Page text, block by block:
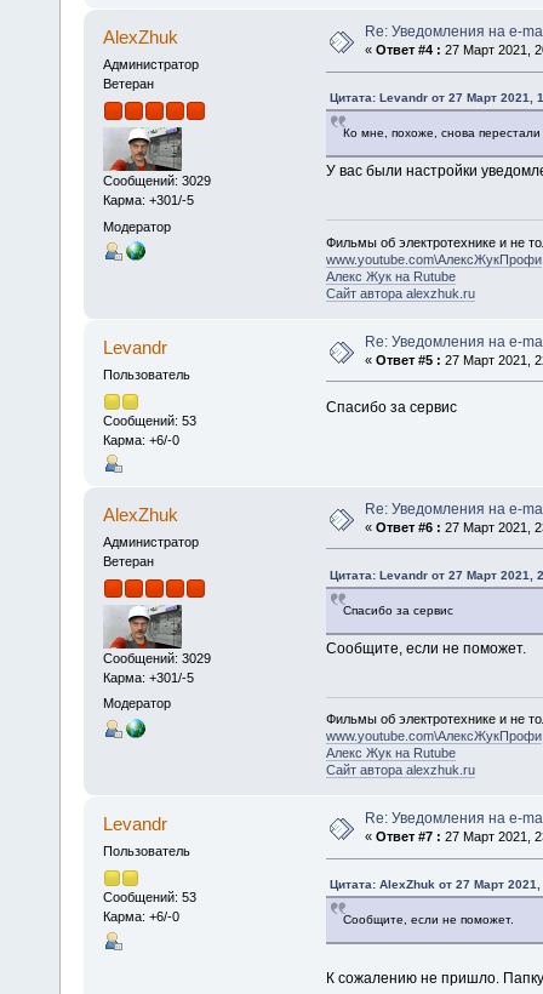
AlexZhuk
Администратор
Ветеран
Сообщений: 3029
Карма: +301/-5
Модератор
Re: Уведомления на e-
« Ответ #4 : 27 Март 2021,
Цитата: Levandr от 27 Март 2021,
Ко мне, похоже, снова перестали
У вас были настройки
Фильмы об электротехнике и не
www.youtube.com\АлексЖукПрофи
Алекс Жук на Rutube
Сайт автора alexzhuk.ru
Levandr
Пользователь
Сообщений: 53
Карма: +6/-0
Re: Уведомления на e-
« Ответ #5 : 27 Март 2021,
Спасибо за сервис
AlexZhuk
Администратор
Ветеран
Сообщений: 3029
Карма: +301/-5
Модератор
Re: Уведомления на e-
« Ответ #6 : 27 Март 2021,
Цитата: Levandr от 27 Март 2021,
Спасибо за сервис
Сообщите, если не поможет.
Фильмы об электротехнике и не
www.youtube.com\АлексЖукПрофи
Алекс Жук на Rutube
Сайт автора alexzhuk.ru
Levandr
Пользователь
Сообщений: 53
Карма: +6/-0
Re: Уведомления на e-
« Ответ #7 : 27 Март 2021,
Цитата: AlexZhuk от 27 Март
Сообщите, если не поможет.
К сожалению не пришло.